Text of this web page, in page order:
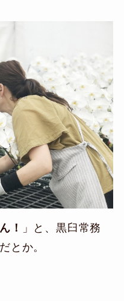
！
」と、黒臼常務
とか。